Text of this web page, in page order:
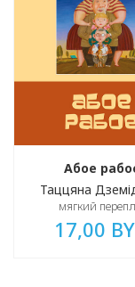
Абое
Таццяна
мягкий
17,00